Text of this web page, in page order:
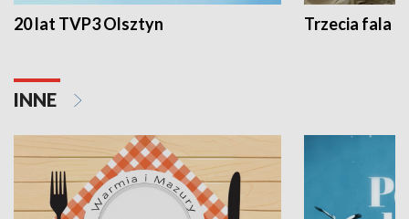
20 lat TVP3 Olsztyn Trzecia fala -
INNE